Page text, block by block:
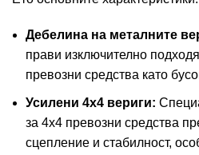
Дебелина на металните
прави изключително
превозни средства като
Усилени 4х4 вериги:
за 4х4 превозни средства
сцепление и стабилност,